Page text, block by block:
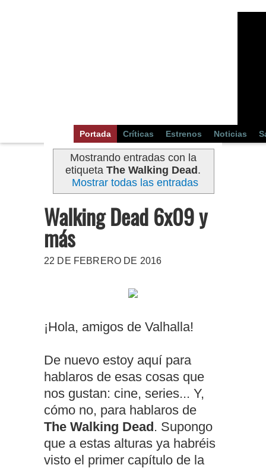
Portada Críticas Estrenos Noticias
Mostrando entradas con la
etiqueta The Walking Dead .
Mostrar todas las entradas
Walking Dead 6x09 y
más
22 DE FEBRERO DE 2016
¡Hola, amigos de Valhalla!
De nuevo estoy aquí para
hablaros de esas cosas que
nos gustan: cine, series... Y,
cómo no, para hablaros de
The Walking Dead. Supongo
que a estas alturas ya habréis
visto el primer capítulo de la